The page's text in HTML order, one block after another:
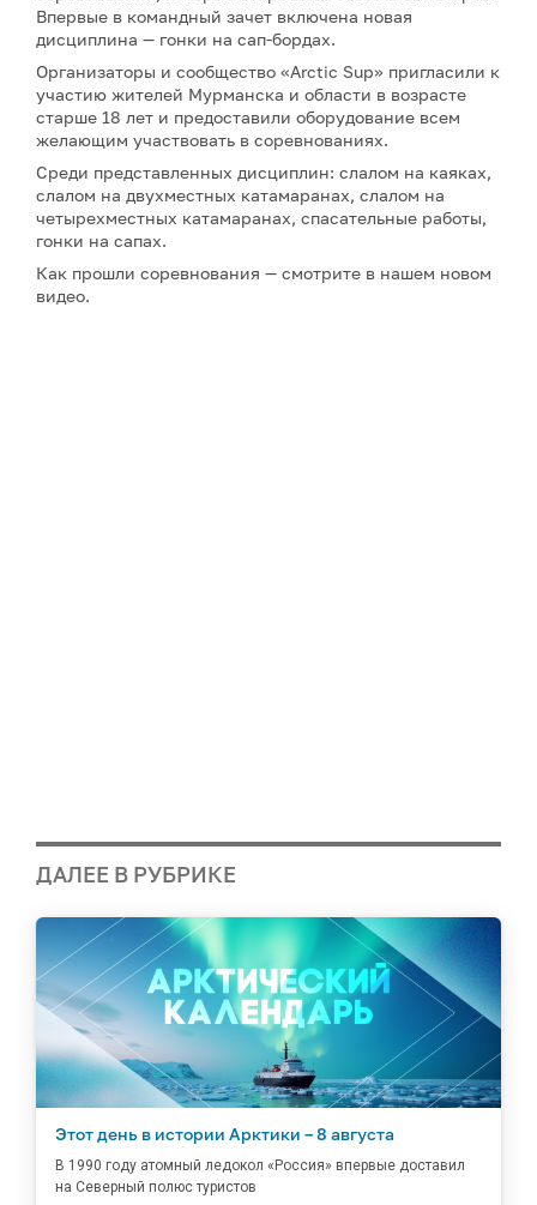
Впервые в командный зачет включена новая
дисциплина — гонки на сап-бордах.
Организаторы и сообщество «Arctic Sup» пригласили к
участию жителей Мурманска и области в возрасте
старше 18 лет и предоставили оборудование всем
желающим участвовать в соревнованиях.
Среди представленных дисциплин: слалом на каяках,
слалом на двухместных катамаранах, слалом на
четырехместных катамаранах, спасательные работы,
гонки на сапах.
Как прошли соревнования — смотрите в нашем новом
видео.
ДАЛЕЕ В РУБРИКЕ
Этот день в истории Арктики – 8 августа
В 1990 году атомный ледокол «Россия» впервые доставил
на Северный полюс туристов